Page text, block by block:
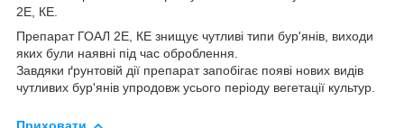
2Е, КЕ.
Препарат ГОАЛ 2Е, КЕ знищує чутливі типи бур'янів, виходи
яких були наявні під час оброблення.
Завдяки ґрунтовій дії препарат запобігає появі нових видів
чутливих бур'янів упродовж усього періоду вегетації культур.
Приховати